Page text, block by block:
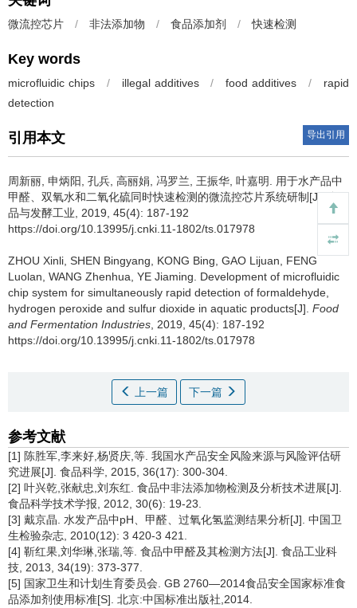
微流控芯片 / 非法添加物 / 食品添加剂 / 快速检测
Key words
microfluidic chips / illegal additives / food additives /
rapid
detection
引用本文 导出引用
周新丽 申炳阳 孔兵 高丽娟 冯罗兰 王振华 叶嘉明
用于水产品中
甲醛、双氧水和二氧化硫同时快速检测的微流控芯片系统研制[J]. 食
品与发酵工业, 2019, 45(4): 187-192
https://doi.org/10.13995/j.cnki.11-1802/ts.017978
ZHOU Xinli SHEN Bingyang KONG Bing GAO Lijuan
FENG
Luolan WANG Zhenhua YE Jiaming
Development of microfluidic
chip system for simultaneously rapid detection of formaldehyde,
hydrogen peroxide and sulfur dioxide in aquatic products[J]. Food
and Fermentation Industries , 2019, 45(4): 187-192
https://doi.org/10.13995/j.cnki.11-1802/ts.017978
上一篇 下一篇
参考文献
[1] 陈胜军,李来好,杨贤庆,等. 我国水产品安全风险来源与风险评估研
究进展[J]. 食品科学, 2015, 36(17): 300-304.
[2] 叶兴乾,张献忠,刘东红. 食品中非法添加物检测及分析技术进展[J].
食品科学技术学报, 2012, 30(6): 19-23.
[3] 戴京晶. 水发产品中pH、甲醛、过氧化氢监测结果分析[J]. 中国卫
生检验杂志, 2010(12): 3 420-3 421.
[4] 靳红果,刘华琳,张瑞,等. 食品中甲醛及其检测方法[J]. 食品工业科
技, 2013, 34(19): 373-377.
[5] 国家卫生和计划生育委员会. GB 2760—2014食品安全国家标准食
品添加剂使用标准[S]. 北京:中国标准出版社,2014.